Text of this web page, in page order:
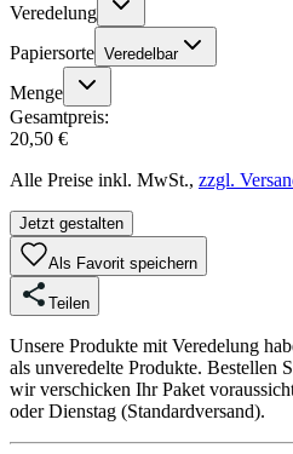
Veredelung
Papiersorte Veredelbar
Menge
Gesamtpreis:
20,50 €
Alle Preise inkl. MwSt., zzgl.
Jetzt gestalten
Als Favorit speichern
Teilen
Unsere Produkte mit Veredelung
als unveredelte Produkte. Bestellen
wir verschicken Ihr Paket
oder Dienstag (Standardversand).